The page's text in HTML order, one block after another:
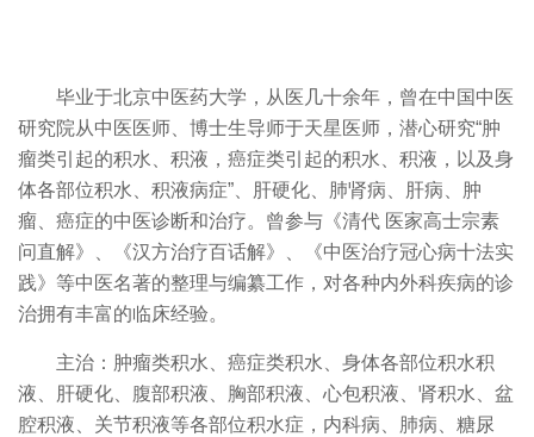
毕业于北京中医药大学，从医几十余年，曾在中国中医
研究院从中医医师、博士生导师于天星医师，潜心研究“肿
瘤类引起的积水、积液，癌症类引起的积水、积液，以及身
体各部位积水、积液病症”、肝硬化、肺肾病、肝病、肿
瘤、癌症的中医诊断和治疗。曾参与《清代 医家高士宗素
问直解》、《汉方治疗百话解》、《中医治疗冠心病十法实
践》等中医名著的整理与编纂工作，对各种内外科疾病的诊
治拥有丰富的临床经验。
主治：肿瘤类积水、癌症类积水、身体各部位积水积
液、肝硬化、腹部积液、胸部积液、心包积液、肾积水、盆
腔积液、关节积液等各部位积水症，内科病、肺病、糖尿